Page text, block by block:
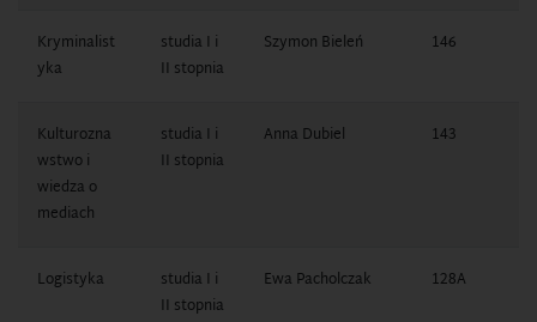
Kryminalist
yka
studia I i
II stopnia
Szymon Bieleń 146
Kulturozna
wstwo i
wiedza o
mediach
studia I i
II stopnia
Anna Dubiel 143
Logistyka
studia I i
II stopnia
Ewa Pacholczak 128A